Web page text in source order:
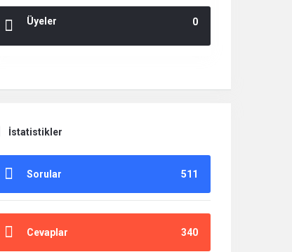
0
Üyeler
İstatistikler
Sorular 511
Cevaplar 340